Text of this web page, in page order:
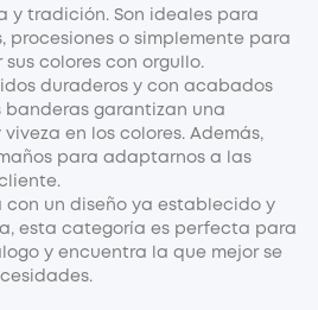
y tradición. Son ideales para
procesiones o simplemente para
colores con orgullo.
duraderos y con acabados
banderas garantizan una
en los colores. Además,
para adaptarnos a las
con un diseño ya establecido y
esta categoría es perfecta para
y encuentra la que mejor se